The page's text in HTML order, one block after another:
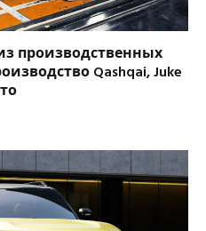
производственных
Qashqai, Juke